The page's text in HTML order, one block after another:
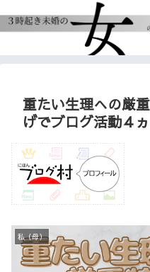
重たい生理への厳
げでブログ活動４ヵ
私（母）